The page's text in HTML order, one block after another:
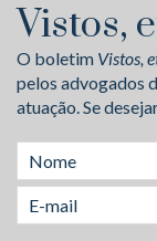
Vistos,
O boletim Vistos,
pelos advogados
atuação. Se